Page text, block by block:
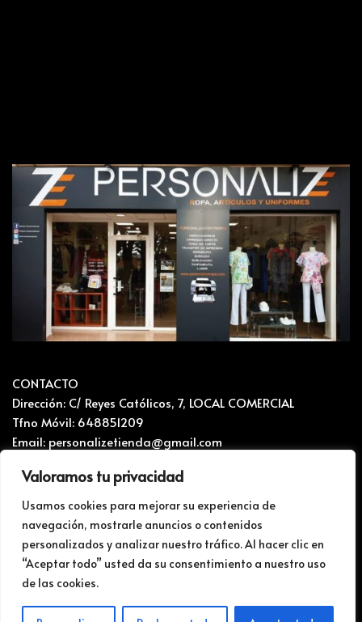
Valoramos tu privacidad
Usamos cookies para mejorar su experiencia de
navegación, mostrarle anuncios o contenidos
personalizados y analizar nuestro tráfico. Al hacer clic en
“Aceptar todo” usted da su consentimiento a nuestro uso
de las cookies.
CONTACTO
Dirección: C/ Reyes Católicos, 7, LOCAL COMERCIAL
Tfno Móvil: 648851209
Email: personalizetienda@gmail.com
CONTACTO Y RECLAMACIONES
Mapa del sitio
Politica de privacidad i Cookies
BLOG
Web para impresiones y personalización
TIENDA
Hola, ¿Necesitas ayuda?